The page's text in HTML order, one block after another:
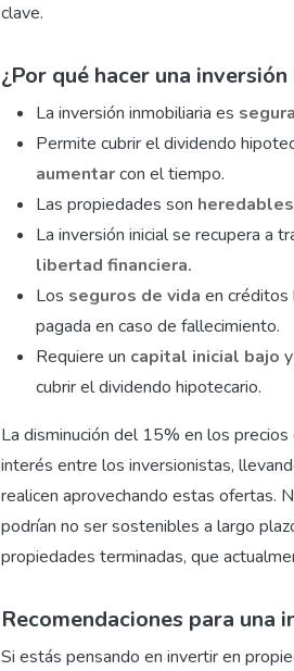
clave.
¿Por qué hacer una
La inversión inmobiliaria es
Permite cubrir el dividendo
aumentarcon el tiempo.
Las propiedades son heredables
La inversión inicial se recupera a
libertad financiera.
Los seguros de vida en créditos
pagada en caso de fallecimiento.
Requiere un capital inicial bajo
cubrir el dividendo hipotecario.
La disminución del 15% en los
interés entre los inversionistas,
realicen aprovechando estas ofertas.
podrían no ser sostenibles a largo
propiedades terminadas, que
Recomendaciones para una
Si estás pensando en invertir en